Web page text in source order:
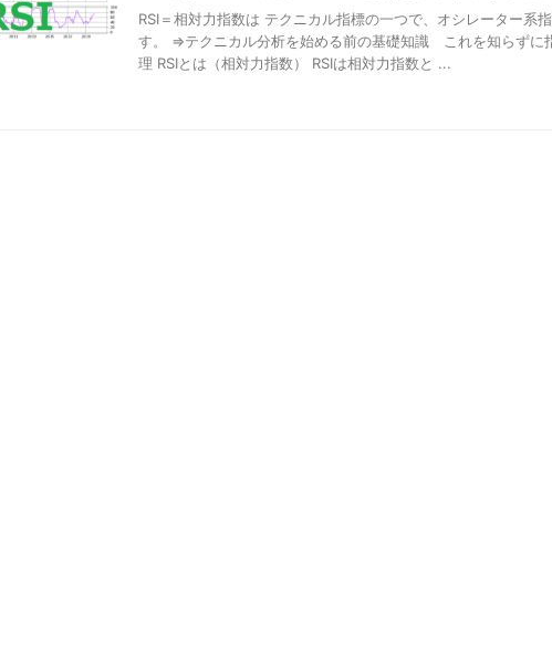
RSI＝相対力指数は テクニカル指標の一つで、オシレーター系
す。 ⇒テクニカル分析を始める前の基礎知識 これを知らずに
理 RSIとは（相対力指数） RSIは相対力指数と ...